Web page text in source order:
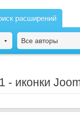
расширений
Все авторы
- иконки